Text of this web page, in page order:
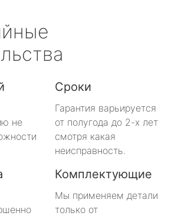
не
Сроки
Гарантия варьируется
от полугода до 2-х лет
смотря какая
неисправность.
Комплектующие
Мы применяем детали
только от